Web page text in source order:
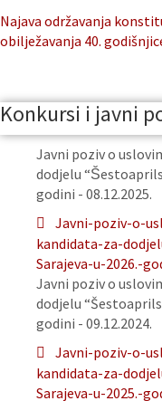
Najava održavanja
obilježavanja 40.
Konkursi i javni
Javni poziv o
dodjelu
godini - 08.12.2025.
Javni-poziv-o-
kandidata-za-
Sarajeva-u-2026.-
Javni poziv o
dodjelu
godini - 09.12.2024.
Javni-poziv-o-
kandidata-za-
Sarajeva-u-2025.-